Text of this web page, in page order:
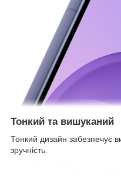
Тонкий та вишуканий
Тонкий дизайн забезпечує
зручність.